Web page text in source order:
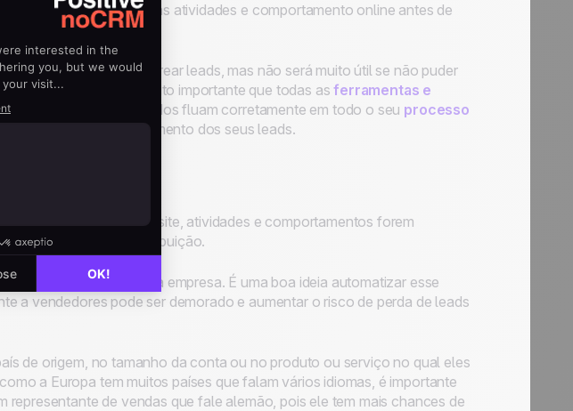
ajudam a analisar suas atividades e comportamento online antes de
pode ajudá-lo a rastrear leads, mas não será muito útil se não puder
de leads. Por isso, é muito importante que todas asferramentas e
para que os dados fluam corretamente em todo o seu processo
a um bom entendimento dos seus leads.
seus engajamentos no site, atividades e comportamentos forem
para a fase de distribuição.
a equipe de vendas da empresa. É uma boa ideia automatizar esse
a vendedores pode ser demorado e aumentar o risco de perda de leads
de origem, no tamanho da conta ou no produto ou serviço no qual eles
a Europa tem muitos países que falam vários idiomas, é importante
representante de vendas que fale alemão, pois ele tem mais chances de